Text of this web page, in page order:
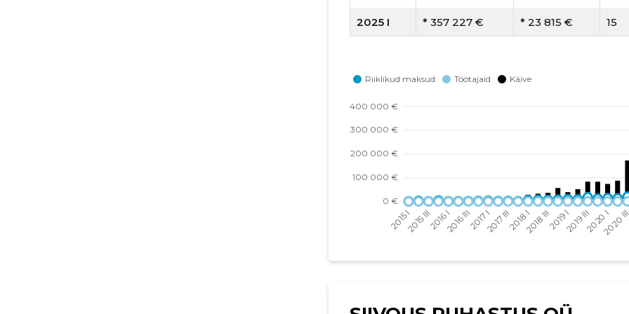
2025 I * 357 227 € * 23 815 € 15
2024 III * 189 531 € * 12 635 €
2024 II
2023 III * 157 703 € * 9277 € 17
2023 II * 82 330 € * 4117 € 20
2023 I * 153 724 € * 5490 € 28